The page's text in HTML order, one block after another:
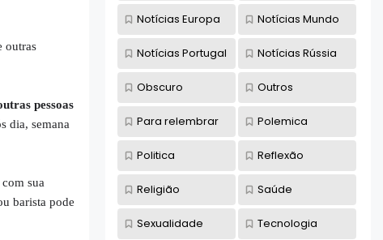
outras
pessoas
dia, semana
sua
barista pode
Notícias Europa Notícias Mundo
Notícias Portugal Notícias Rússia
Obscuro Outros
Para relembrar Polemica
Politica Reflexão
Religião Saúde
Sexualidade Tecnologia